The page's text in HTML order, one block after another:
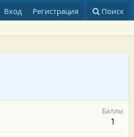
Вход Регистрация Поиск
Баллы
1